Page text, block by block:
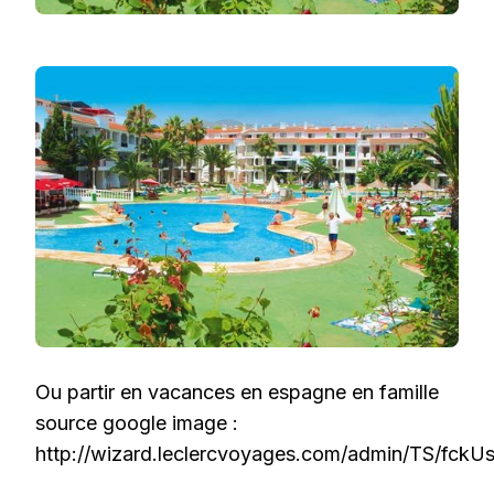
Ou partir en vacances en espagne en famille
source google image :
http://wizard.leclercvoyages.com/admin/TS/